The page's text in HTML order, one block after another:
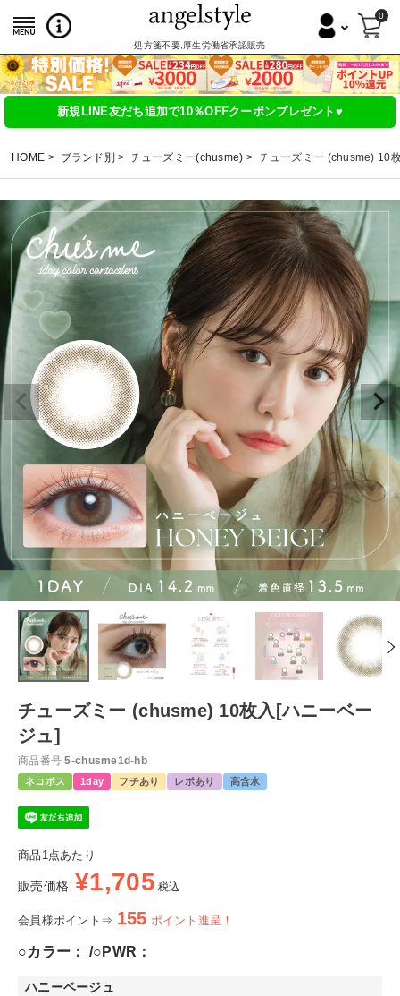
処方箋不要,厚生労働省承認販売
0
新規LINE友だち追加で10％OFFクーポンプレゼント♥
HOME ブランド別 チューズミー(chusme) チューズミー (chusme) 10
チューズミー (chusme) 10枚入[ハニーベー
ジュ]
商品番号 5-chusme1d-hb
ネコポス 1day フチあり レポあり 高含水
商品1点あたり
販売価格 ¥1,705 税込
会員様ポイント⇒ 155 ポイント進呈！
○カラー： ○PWR：
ハニーベージュ